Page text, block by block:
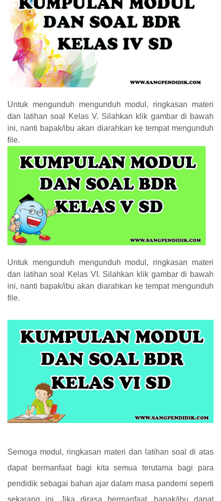
Untuk mengunduh mengunduh modul, ringkasan materi
dan latihan soal Kelas V. Silahkan klik gambar di bawah
ini, nanti bapak/ibu akan diarahkan ke tempat mengunduh
file.
Untuk mengunduh mengunduh modul, ringkasan materi
dan latihan soal Kelas VI. Silahkan klik gambar di bawah
ini, nanti bapak/ibu akan diarahkan ke tempat mengunduh
file.
Semoga modul, ringkasan materi dan latihan soal di atas
dapat bermanfaat bagi kita semua terutama bagi para
pendidik sebagai bahan ajar dalam masa pandemi seperti
sekarang ini. Jika dirasa bermanfaat, bapak/ibu dapat